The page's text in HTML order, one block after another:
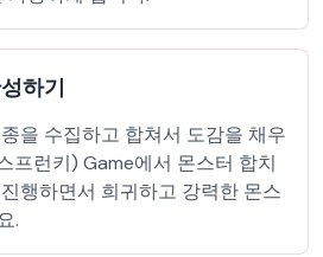
하기
을 수집하고 합쳐서 도감을 채우
프런키) Game에서 몬스터 합치
행하면서 희귀하고 강력한 몬스
.